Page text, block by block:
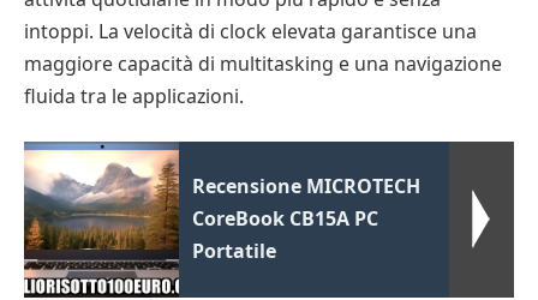
intoppi. La velocità di clock elevata garantisce una
maggiore capacità di multitasking e una navigazione
fluida tra le applicazioni.
Recensione MICROTECH
CoreBook CB15A PC
Portatile